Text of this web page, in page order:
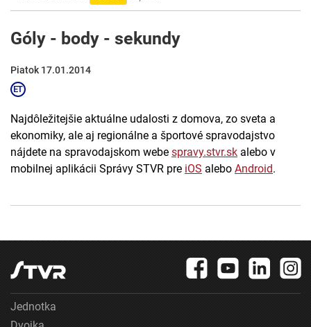
Góly - body - sekundy
Piatok 17.01.2014
Najdôležitejšie aktuálne udalosti z domova, zo sveta a
ekonomiky, ale aj regionálne a športové spravodajstvo
nájdete na spravodajskom webe spravy.stvr.sk alebo v
mobilnej aplikácii Správy STVR pre iOS alebo Android.
Jednotka